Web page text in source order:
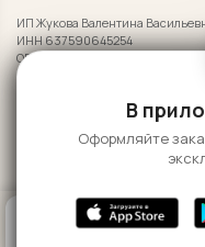
ИП Жукова Валентина
ИНН 637590645254
ОГРНИП 323632700007729
Информация на сайте носит
2026 WANWAI Wasabi
ГЛАВНАЯ
В
Оформляйте